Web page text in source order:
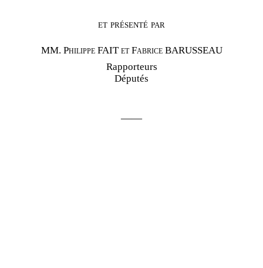
et présenté par
MM. Philippe FAIT et Fabrice BARUSSEAU
Rapporteurs
Députés
——